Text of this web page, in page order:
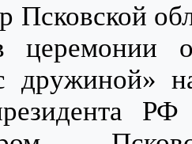
Псковской
церемонии
дружиной»